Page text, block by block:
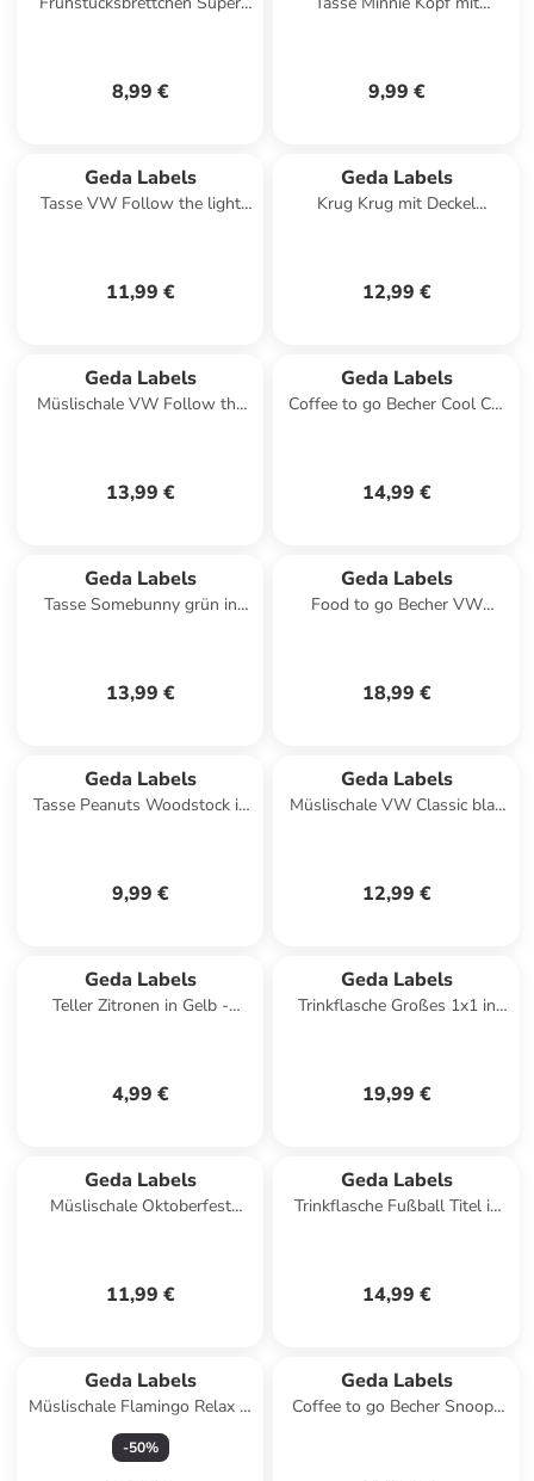
8,99 € 9,99 €
Geda Labels
Tasse VW Follow the light
11,99 €
Geda Labels
Krug Krug mit Deckel
12,99 €
Geda Labels
Müslischale VW Follow the
13,99 €
Geda Labels
Coffee to go Becher Cool Cat
14,99 €
Geda Labels
Tasse Somebunny grün in
13,99 €
Geda Labels
Food to go Becher VW
18,99 €
Geda Labels
Tasse Peanuts Woodstock in
9,99 €
Geda Labels
Müslischale VW Classic blau
12,99 €
Geda Labels
Teller Zitronen in Gelb -
4,99 €
Geda Labels
Trinkflasche Großes 1x1 in
19,99 €
Geda Labels
Müslischale Oktoberfest
11,99 €
Geda Labels
Trinkflasche Fußball Titel in
14,99 €
Geda Labels
Müslischale Flamingo Relax in
Rosa - 400 ml
-50%
Geda Labels
Coffee to go Becher Snoopy